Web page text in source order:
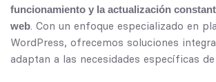
funcionamiento y la actualización
web. Con un enfoque especializado en
WordPress, ofrecemos soluciones
adaptan a las necesidades específicas